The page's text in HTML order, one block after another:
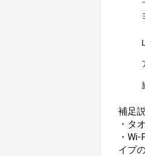
補足
・タ
・
イプ